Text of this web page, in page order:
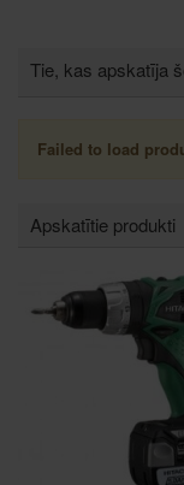
Tie, kas apskatīja
Failed to load
Apskatītie produkti